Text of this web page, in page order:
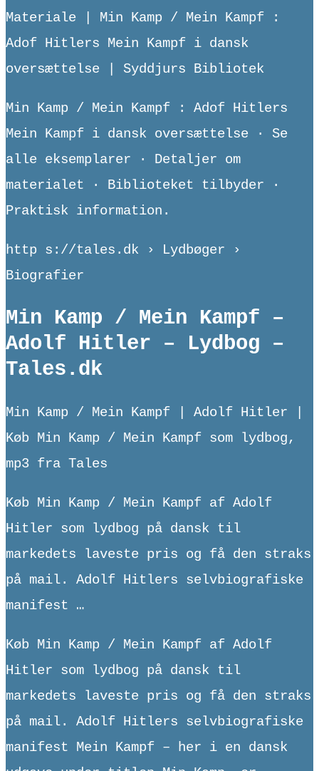
Materiale | Min Kamp / Mein Kampf :
Adof Hitlers Mein Kampf i dansk
oversættelse | Syddjurs Bibliotek
Min Kamp / Mein Kampf : Adof Hitlers
Mein Kampf i dansk oversættelse · Se
alle eksemplarer · Detaljer om
materialet · Biblioteket tilbyder ·
Praktisk information.
http s://tales.dk › Lydbøger ›
Biografier
Min Kamp / Mein Kampf –
Adolf Hitler – Lydbog –
Tales.dk
Min Kamp / Mein Kampf | Adolf Hitler |
Køb Min Kamp / Mein Kampf som lydbog,
mp3 fra Tales
Køb Min Kamp / Mein Kampf af Adolf
Hitler som lydbog på dansk til
markedets laveste pris og få den straks
på mail. Adolf Hitlers selvbiografiske
manifest …
Køb Min Kamp / Mein Kampf af Adolf
Hitler som lydbog på dansk til
markedets laveste pris og få den straks
på mail. Adolf Hitlers selvbiografiske
manifest Mein Kampf – her i en dansk